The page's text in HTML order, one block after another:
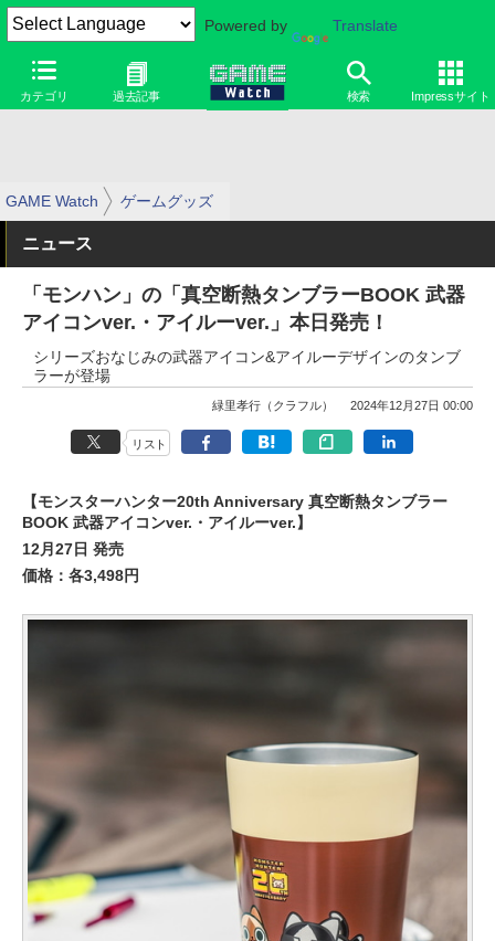
Powered by Translate
カテゴリ 過去記事 検索 Impressサイト
GAME Watch ゲームグッズ
ニュース
「モンハン」の「真空断熱タンブラーBOOK 武器
アイコンver.・アイルーver.」本日発売！
シリーズおなじみの武器アイコン&アイルーデザインのタンブ
ラーが登場
緑里孝行（クラフル） 2024年12月27日 00:00
リスト
【モンスターハンター20th Anniversary 真空断熱タンブラー
BOOK 武器アイコンver.・アイルーver.】
12月27日 発売
価格：各3,498円